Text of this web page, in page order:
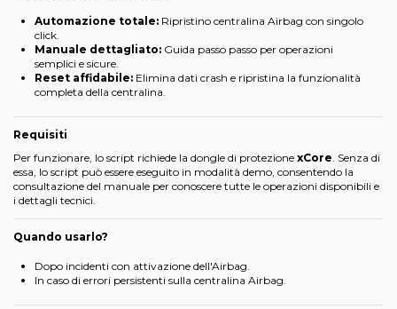
Automazione totale: Ripristino centralina Airbag con singolo
click.
Manuale dettagliato: Guida passo passo per operazioni
semplici e sicure.
Reset affidabile: Elimina dati crash e ripristina la funzionalità
completa della centralina.
Requisiti
Per funzionare, lo script richiede la dongle di protezione xCore . Senza di
essa, lo script può essere eseguito in modalità demo, consentendo la
consultazione del manuale per conoscere tutte le operazioni disponibili e
i dettagli tecnici.
Quando usarlo?
Dopo incidenti con attivazione dell'Airbag.
In caso di errori persistenti sulla centralina Airbag.